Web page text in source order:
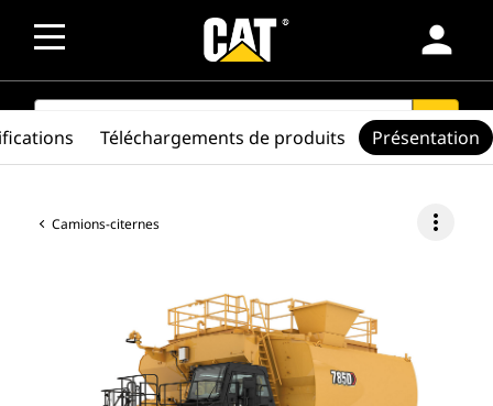
person
SEARCH search
Camions-citernes more_vert
Téléchargements de produits Présentation